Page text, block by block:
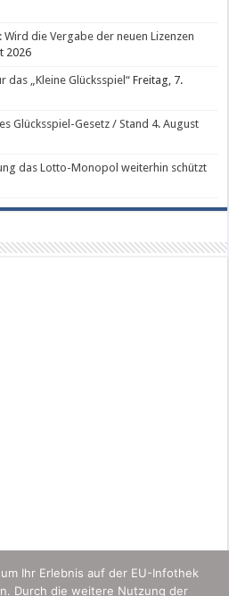
Wird die Vergabe der neuen Lizenzen
2026
das „Kleine Glücksspiel“ Freitag, 7.
Glücksspiel-Gesetz / Stand 4. August
das Lotto-Monopol weiterhin schützt
Ihr Erlebnis auf der EU-Infothek
Durch die weitere Nutzung der